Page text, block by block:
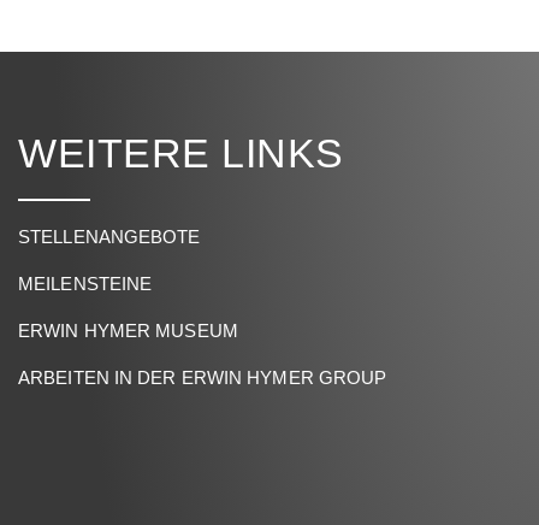
WEITERE LINKS
STELLENANGEBOTE
MEILENSTEINE
ERWIN HYMER MUSEUM
ARBEITEN IN DER ERWIN HYMER GROUP